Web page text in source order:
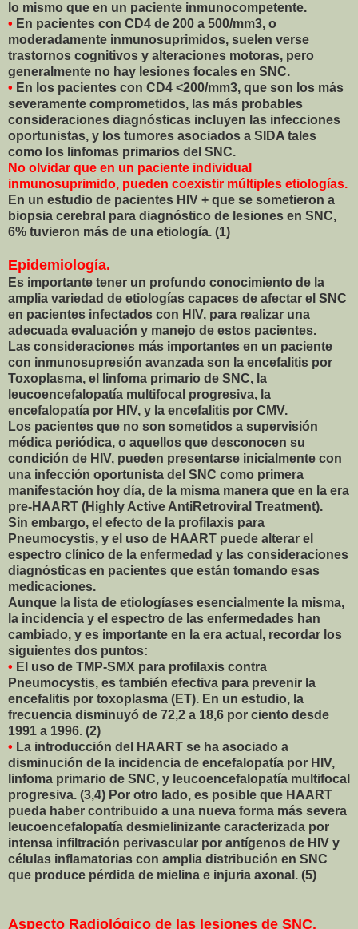
lo mismo que en un paciente inmunocompetente.
• En pacientes con CD4 de 200 a 500/mm3, o
moderadamente inmunosuprimidos, suelen verse
trastornos cognitivos y alteraciones motoras, pero
generalmente no hay lesiones focales en SNC.
• En los pacientes con CD4 <200/mm3, que son los más
severamente comprometidos, las más probables
consideraciones diagnósticas incluyen las infecciones
oportunistas, y los tumores asociados a SIDA tales
como los linfomas primarios del SNC.
No olvidar que en un paciente individual
inmunosuprimido, pueden coexistir múltiples etiologías.
En un estudio de pacientes HIV + que se sometieron a
biopsia cerebral para diagnóstico de lesiones en SNC,
6% tuvieron más de una etiología. (1)
Epidemiología.
Es importante tener un profundo conocimiento de la
amplia variedad de etiologías capaces de afectar el SNC
en pacientes infectados con HIV, para realizar una
adecuada evaluación y manejo de estos pacientes.
Las consideraciones más importantes en un paciente
con inmunosupresión avanzada son la encefalitis por
Toxoplasma, el linfoma primario de SNC, la
leucoencefalopatía multifocal progresiva, la
encefalopatía por HIV, y la encefalitis por CMV.
Los pacientes que no son sometidos a supervisión
médica periódica, o aquellos que desconocen su
condición de HIV, pueden presentarse inicialmente con
una infección oportunista del SNC como primera
manifestación hoy día, de la misma manera que en la era
pre-HAART (Highly Active AntiRetroviral Treatment).
Sin embargo, el efecto de la profilaxis para
Pneumocystis, y el uso de HAART puede alterar el
espectro clínico de la enfermedad y las consideraciones
diagnósticas en pacientes que están tomando esas
medicaciones.
Aunque la lista de etiologíases esencialmente la misma,
la incidencia y el espectro de las enfermedades han
cambiado, y es importante en la era actual, recordar los
siguientes dos puntos:
• El uso de TMP-SMX para profilaxis contra
Pneumocystis, es también efectiva para prevenir la
encefalitis por toxoplasma (ET). En un estudio, la
frecuencia disminuyó de 72,2 a 18,6 por ciento desde
1991 a 1996. (2)
• La introducción del HAART se ha asociado a
disminución de la incidencia de encefalopatía por HIV,
linfoma primario de SNC, y leucoencefalopatía multifocal
progresiva. (3,4) Por otro lado, es posible que HAART
pueda haber contribuido a una nueva forma más severa
leucoencefalopatía desmielinizante caracterizada por
intensa infiltración perivascular por antígenos de HIV y
células inflamatorias con amplia distribución en SNC
que produce pérdida de mielina e injuria axonal. (5)
Aspecto Radiológico de las lesiones de SNC.